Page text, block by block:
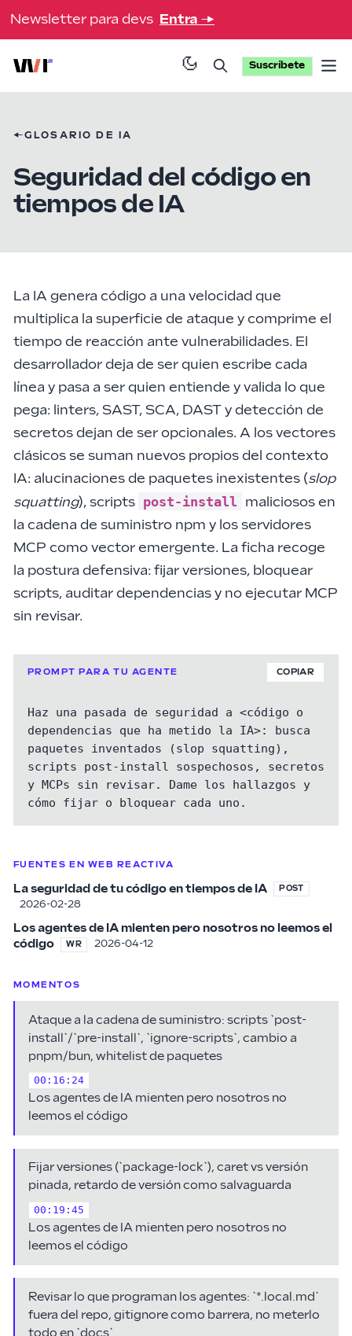
Newsletter para devs Entra →
Suscríbete
←GLOSARIO DE IA
Seguridad del código en
tiempos de IA
La IA genera código a una velocidad que
multiplica la superficie de ataque y comprime el
tiempo de reacción ante vulnerabilidades. El
desarrollador deja de ser quien escribe cada
línea y pasa a ser quien entiende y valida lo que
pega: linters, SAST, SCA, DAST y detección de
secretos dejan de ser opcionales. A los vectores
clásicos se suman nuevos propios del contexto
IA: alucinaciones de paquetes inexistentes(slop
squatting), scripts post-install maliciosos en
la cadena de suministronpm y los servidores
MCP como vector emergente. La ficha recoge
la postura defensiva: fijar versiones, bloquear
scripts, auditar dependencias y no ejecutar MCP
sin revisar.
PROMPT PARA TU AGENTE COPIAR
Haz una pasada de seguridad a <código o
dependencias que ha metido la IA>: busca
paquetes inventados (slop squatting),
scripts post-install sospechosos, secretos
y MCPs sin revisar. Dame los hallazgos y
cómo fijar o bloquear cada uno.
FUENTES EN WEB REACTIVA
La seguridad de tu código en tiempos de IA POST
2026-02-28
Los agentes de IA mienten pero nosotros no leemos el
código
WR 2026-04-12
MOMENTOS
Ataque a la cadena de suministro: scripts `post-
install`/`pre-install`, `ignore-scripts`, cambio a
pnpm/bun, whitelist de paquetes
00:16:24
Los agentes de IA mienten pero nosotros no
leemos el código
Fijar versiones (`package-lock`), caret vs versión
pinada, retardo de versión como salvaguarda
00:19:45
Los agentes de IA mienten pero nosotros no
leemos el código
Revisar lo que programan los agentes: `*.local.md`
fuera del repo, gitignore como barrera, no meterlo
todo en `docs`